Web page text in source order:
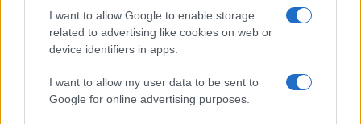
I want to allow Google to enable storage
related to advertising like cookies on web or
device identifiers in apps.
I want to allow my user data to be sent to
Google for online advertising purposes.
očne mišiće